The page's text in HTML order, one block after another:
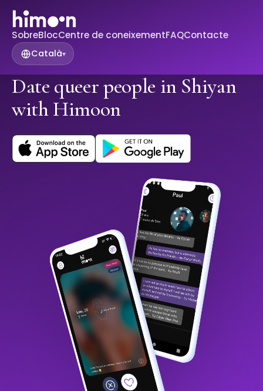
SobreBlocCentre de coneixementFAQContacte
Català▾
Date queer people in Shiyan
with Himoon